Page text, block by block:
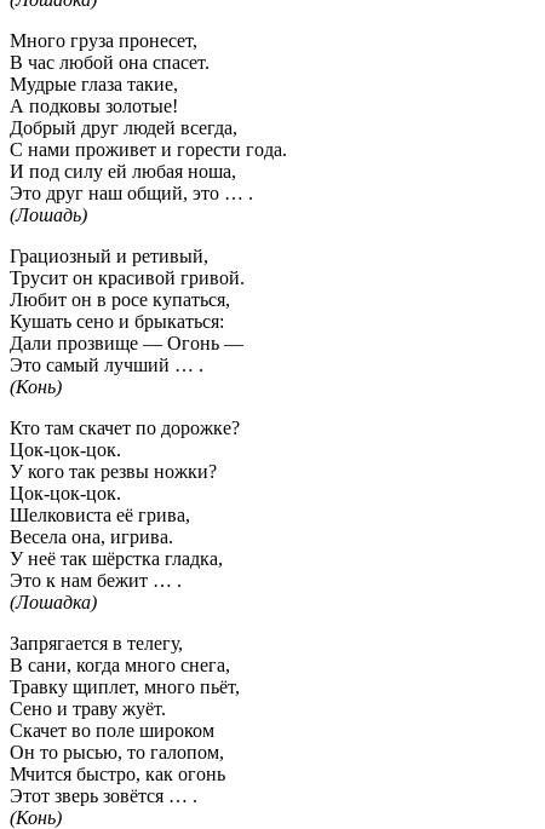
Много груза пронесет,
В час любой она спасет.
Мудрые глаза такие,
А подковы золотые!
Добрый друг людей всегда,
С нами проживет и горести года.
И под силу ей любая ноша,
Это друг наш общий, это … .
(Лошадь)
Грациозный и ретивый,
Трусит он красивой гривой.
Любит он в росе купаться,
Кушать сено и брыкаться:
Дали прозвище — Огонь —
Это самый лучший … .
(Конь)
Кто там скачет по дорожке?
Цок-цок-цок.
У кого так резвы ножки?
Цок-цок-цок.
Шелковиста её грива,
Весела она, игрива.
У неё так шёрстка гладка,
Это к нам бежит … .
(Лошадка)
Запрягается в телегу,
В сани, когда много снега,
Травку щиплет, много пьёт,
Сено и траву жуёт.
Скачет во поле широком
Он то рысью, то галопом,
Мчится быстро, как огонь
Этот зверь зовётся … .
(Конь)